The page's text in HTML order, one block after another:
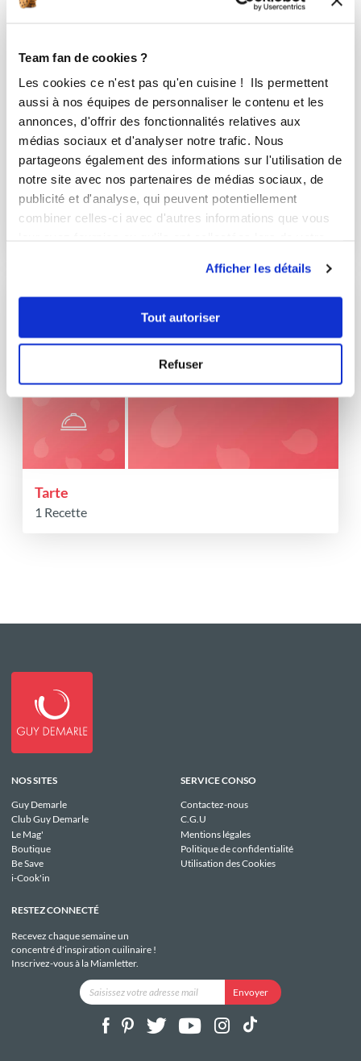
Team fan de cookies ?
Les cookies ce n'est pas qu'en cuisine ! Ils permettent
aussi à nos équipes de personnaliser le contenu et les
annonces, d'offrir des fonctionnalités relatives aux
médias sociaux et d'analyser notre trafic. Nous
partageons également des informations sur l'utilisation de
notre site avec nos partenaires de médias sociaux, de
publicité et d'analyse, qui peuvent potentiellement
combiner celles-ci avec d'autres informations que vous
Afficher les détails
Tout autoriser
Refuser
Biscuit
Tarte
1 Recette
NOS SITES
Guy Demarle
Club Guy Demarle
Le Mag'
Boutique
Be Save
i-Cook'in
SERVICE CONSO
Contactez-nous
C.G.U
Mentions légales
Politique de confidentialité
Utilisation des Cookies
RESTEZ CONNECTÉ
Recevez chaque semaine un
concentré d'inspiration cuilinaire !
Inscrivez-vous à la Miamletter.